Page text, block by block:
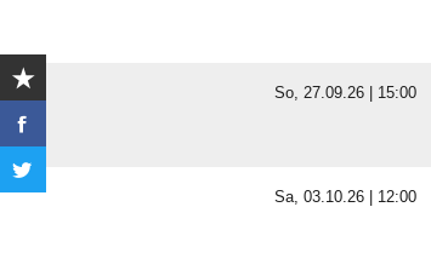
So, 27.09.26 | 15:00
Sa, 03.10.26 | 12:00